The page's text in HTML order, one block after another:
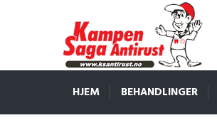
HJEM BEHANDLINGER